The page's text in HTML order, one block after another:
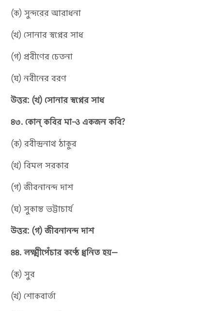
(ক) সুন্দরের আরাধনা
(খ) সোনার স্বপ্নের সাধ
(গ) প্রবীণের চেতনা
(ঘ) নবীনের বরণ
উত্তর: (খ) সোনার স্বপ্নের সাধ
৪৩. কোন্ কবির মা-ও একজন কবি?
(ক) রবীন্দ্রনাথ ঠাকুর
(খ) বিমল সরকার
(গ) জীবনানন্দ দাশ
(ঘ) সুকান্ত ভট্টাচার্য
উত্তর: (গ) জীবনানন্দ দাশ
৪৪. লক্ষ্মীপেঁচার কণ্ঠে ধ্বনিত হয়—
(ক) সুর
(খ) শোকবার্তা